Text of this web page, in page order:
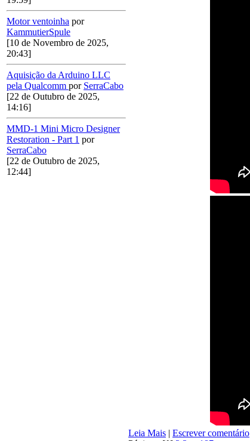
Motor ventoinha por
KammutierSpule
[10 de Novembro de 2025,
20:43]
Aquisição da Arduino LLC
pela Qualcomm por SerraCabo
[22 de Outubro de 2025,
14:16]
MMD-1 Mini Micro Designer
Restoration - Part 1 por
SerraCabo
[22 de Outubro de 2025,
12:44]
Leia Mais | Escrever comentário